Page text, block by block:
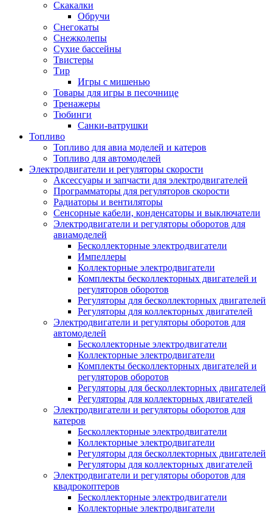
Скакалки
Обручи
Снегокаты
Снежколепы
Сухие бассейны
Твистеры
Тир
Игры с мишенью
Товары для игры в песочнице
Тренажеры
Тюбинги
Санки-ватрушки
Топливо
Топливо для авиа моделей и катеров
Топливо для автомоделей
Электродвигатели и регуляторы скорости
Аксессуары и запчасти для электродвигателей
Программаторы для регуляторов скорости
Радиаторы и вентиляторы
Сенсорные кабели, конденсаторы и выключатели
Электродвигатели и регуляторы оборотов для
авиамоделей
Бесколлекторные электродвигатели
Импеллеры
Коллекторные электродвигатели
Комплекты бесколлекторных двигателей и
регуляторов оборотов
Регуляторы для бесколлекторных двигателей
Регуляторы для коллекторных двигателей
Электродвигатели и регуляторы оборотов для
автомоделей
Бесколлекторные электродвигатели
Коллекторные электродвигатели
Комплекты бесколлекторных двигателей и
регуляторов оборотов
Регуляторы для бесколлекторных двигателей
Регуляторы для коллекторных двигателей
Электродвигатели и регуляторы оборотов для
катеров
Бесколлекторные электродвигатели
Коллекторные электродвигатели
Регуляторы для бесколлекторных двигателей
Регуляторы для коллекторных двигателей
Электродвигатели и регуляторы оборотов для
квадрокоптеров
Бесколлекторные электродвигатели
Коллекторные электродвигатели